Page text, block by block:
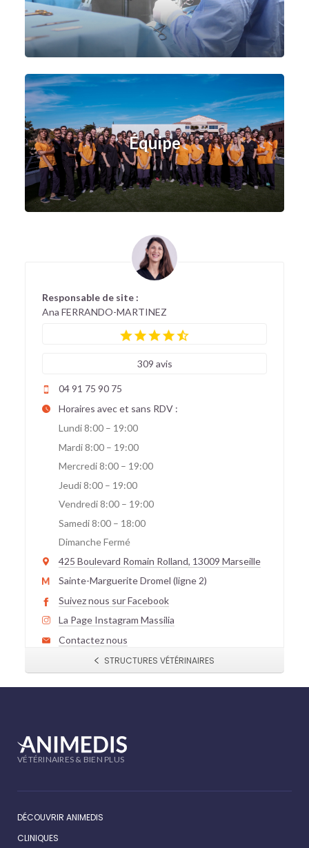
Responsable de site :
Ana FERRANDO-MARTINEZ
309 avis
04 91 75 90 75
Horaires avec et sans RDV :
Lundi 8:00 – 19:00
Mardi 8:00 – 19:00
Mercredi 8:00 – 19:00
Jeudi 8:00 – 19:00
Vendredi 8:00 – 19:00
Samedi 8:00 – 18:00
Dimanche Fermé
425 Boulevard Romain Rolland, 13009 Marseille
Sainte-Marguerite Dromel (ligne 2)
Suivez nous sur Facebook
La Page Instagram Massilia
Contactez nous
STRUCTURES VÉTÉRINAIRES
Équipe
VÉTÉRINAIRES & BIEN PLUS
DÉCOUVRIR ANIMEDIS
CLINIQUES